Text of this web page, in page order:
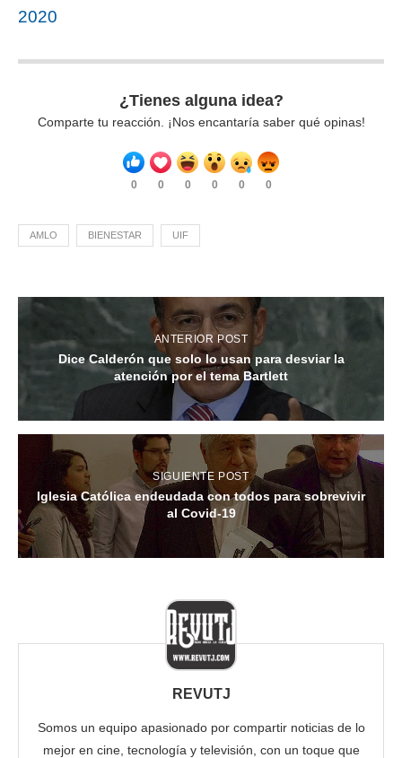
2020
¿Tienes alguna idea?
Comparte tu reacción. ¡Nos encantaría saber qué opinas!
0 0 0 0 0 0
AMLO BIENESTAR UIF
ANTERIOR POST
Dice Calderón que solo lo usan para desviar la
atención por el tema Bartlett
SIGUIENTE POST
Iglesia Católica endeudada con todos para sobrevivir
al Covid-19
REVUTJ
Somos un equipo apasionado por compartir noticias de lo
mejor en cine, tecnología y televisión, con un toque que